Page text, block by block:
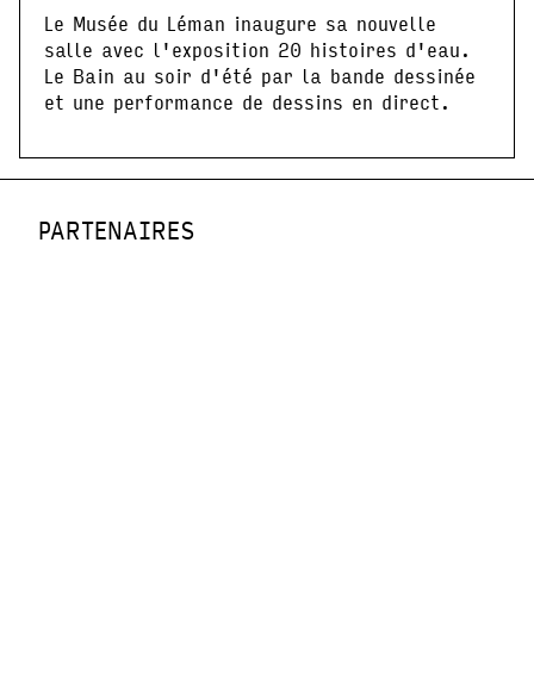
Le Musée du Léman inaugure sa nouvelle
salle avec l'exposition 20 histoires d'eau.
Le Bain au soir d'été par la bande dessinée
et une performance de dessins en direct.
PARTENAIRES